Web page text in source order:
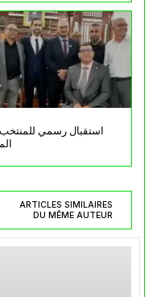
استقبال رسمي للمنتخب
ARTICLES SIMILAIRES
DU MÊME AUTEUR